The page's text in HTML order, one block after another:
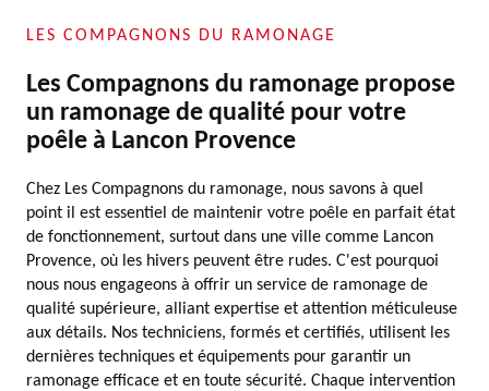
LES COMPAGNONS DU RAMONAGE
Les Compagnons du ramonage propose
un ramonage de qualité pour votre
poêle à Lancon Provence
Chez Les Compagnons du ramonage, nous savons à quel
point il est essentiel de maintenir votre poêle en parfait état
de fonctionnement, surtout dans une ville comme Lancon
Provence, où les hivers peuvent être rudes. C'est pourquoi
nous nous engageons à offrir un service de ramonage de
qualité supérieure, alliant expertise et attention méticuleuse
aux détails. Nos techniciens, formés et certifiés, utilisent les
dernières techniques et équipements pour garantir un
ramonage efficace et en toute sécurité. Chaque intervention